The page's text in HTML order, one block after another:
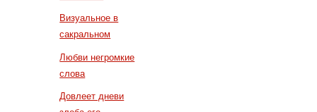
Визуальное в
сакральном
Любви негромкие
слова
Довлеет дневи